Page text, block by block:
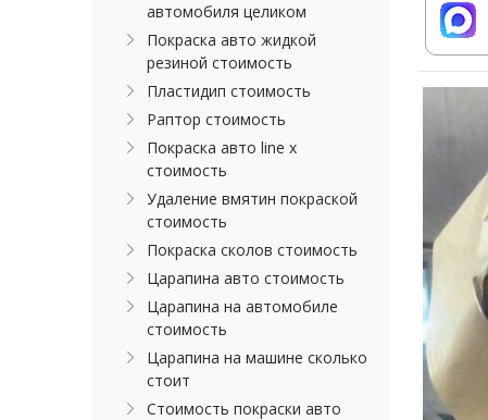
автомобиля целиком
Покраска авто жидкой
резиной стоимость
Пластидип стоимость
Раптор стоимость
Покраска авто line x
стоимость
Удаление вмятин покраской
стоимость
Покраска сколов стоимость
Царапина авто стоимость
Царапина на автомобиле
стоимость
Царапина на машине сколько
стоит
Стоимость покраски авто